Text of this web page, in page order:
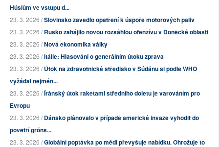
Húsiům ve vstupu d...
23. 3. 2026 /Slovinsko zavedlo opatření k úspoře motorových paliv
23. 3. 2026 /Rusko zahájilo novou rozsáhlou ofenzívu v Doněcké oblasti
23. 3. 2026 /Nová ekonomika války
23. 3. 2026 /Itálie: Hlasování o generálním útoku zprava
23. 3. 2026 /Útok na zdravotnické středisko v Súdánu si podle WHO
vyžádal nejmén...
23. 3. 2026 /Íránský útok raketami středního doletu je varováním pro
Evropu
23. 3. 2026 /Dánsko plánovalo v případě americké invaze vyhodit do
povětří gróns...
23. 3. 2026 /Globální poptávka po mědi převyšuje nabídku. Ohrožuje to